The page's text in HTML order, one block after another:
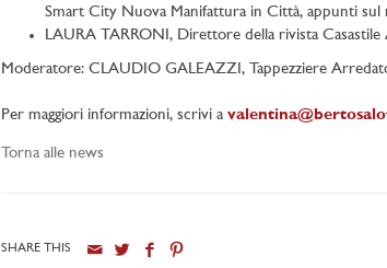
Smart City Nuova Manifattura in Città, appunti
LAURA TARRONI, Direttore della rivista
Moderatore: CLAUDIO GALEAZZI, Tappezziere
Per maggiori informazioni, scrivi a
Torna alle news
SHARE THIS